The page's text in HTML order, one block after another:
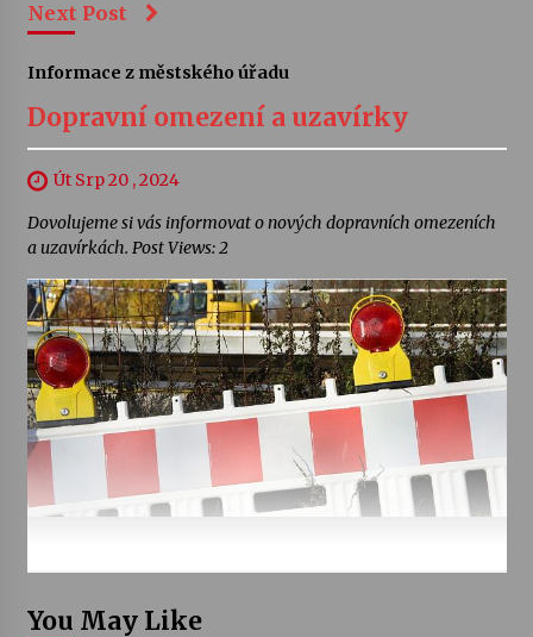
Next Post
Informace z městského úřadu
Dopravní omezení a uzavírky
Út Srp 20 , 2024
Dovolujeme si vás informovat o nových dopravních omezeních
a uzavírkách. Post Views: 2
You May Like